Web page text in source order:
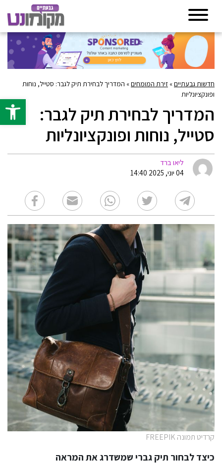
פתח
חדשות גבעתיים» זירת המומחים» המדריך לבחירת תיק לגבר: סטייל, נוחות
ופונקציונליות
המדריך לבחירת תיק לגבר:
סטייל, נוחות ופונקציונליות
ליאו ברד
04 יוני, 2025 14:40
קרדיט תמונה FREEPIK
כיצד לבחור תיק גברי שמשדרג את המראה